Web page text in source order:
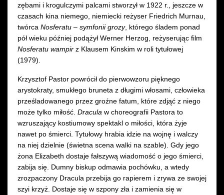
zębami i krogulczymi palcami stworzył w 1922 r., jeszcze w
czasach kina niemego, niemiecki reżyser Friedrich Murnau,
twórca Nosferatu – symfonii grozy, którego śladem ponad
pół wieku później podążył Werner Herzog, reżyserując film
Nosferatu wampir z Klausem Kinskim w roli tytułowej
(1979).
Krzysztof Pastor powrócił do pierwowzoru pięknego
arystokraty, smukłego bruneta z długimi włosami, człowieka
prześladowanego przez groźne fatum, które zdjąć z niego
może tylko miłość. Dracula w choreografii Pastora to
wzruszający kostiumowy spektakl o miłości, która żyje
nawet po śmierci. Tytułowy hrabia idzie na wojnę i walczy
na niej dzielnie (świetna scena walki na szable). Gdy jego
żona Elizabeth dostaje fałszywą wiadomość o jego śmierci,
zabija się. Dumny biskup odmawia pochówku, a wtedy
zrozpaczony Dracula przebija go rapierem i zrywa ze swojej
szyi krzyż. Dostaje się w szpony zła i zamienia się w